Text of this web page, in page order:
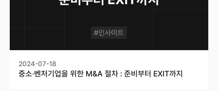
2024-07-18
중소·벤처기업을 위한 M&A 절차 : 준비부터 EXIT까지